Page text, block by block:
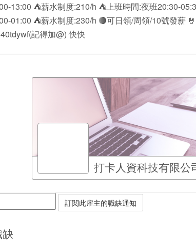
13:00 ⛺薪水制度:210/h ⛺上班時間:夜班20:30-
01:00 ⛺薪水制度:230/h 🔴可日領/周領/10號發薪
記得加@) 快快
打卡人資科技有限公